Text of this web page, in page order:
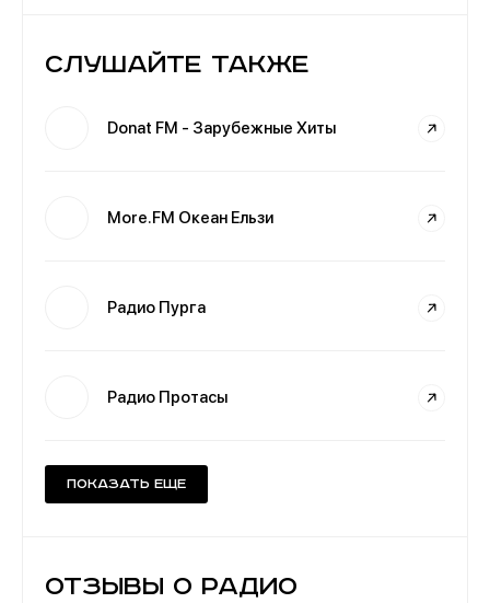
Слушайте также
Donat FM - Зарубежные Хиты
More.FM Океан Ельзи
Радио Пурга
Радио Протасы
Показать еще
Отзывы о Радио